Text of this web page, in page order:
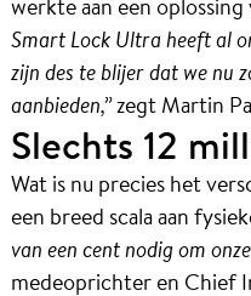
Smart Lock Ultra heeft al
zijn des te blijer dat we nu
aanbieden,”zegt Martin
Slechts 12
Wat is nu precies het
een breed scala aan
van een cent nodig om
medeoprichter en Chief